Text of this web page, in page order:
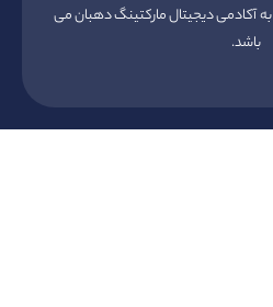
مارکتینگ دهبان می